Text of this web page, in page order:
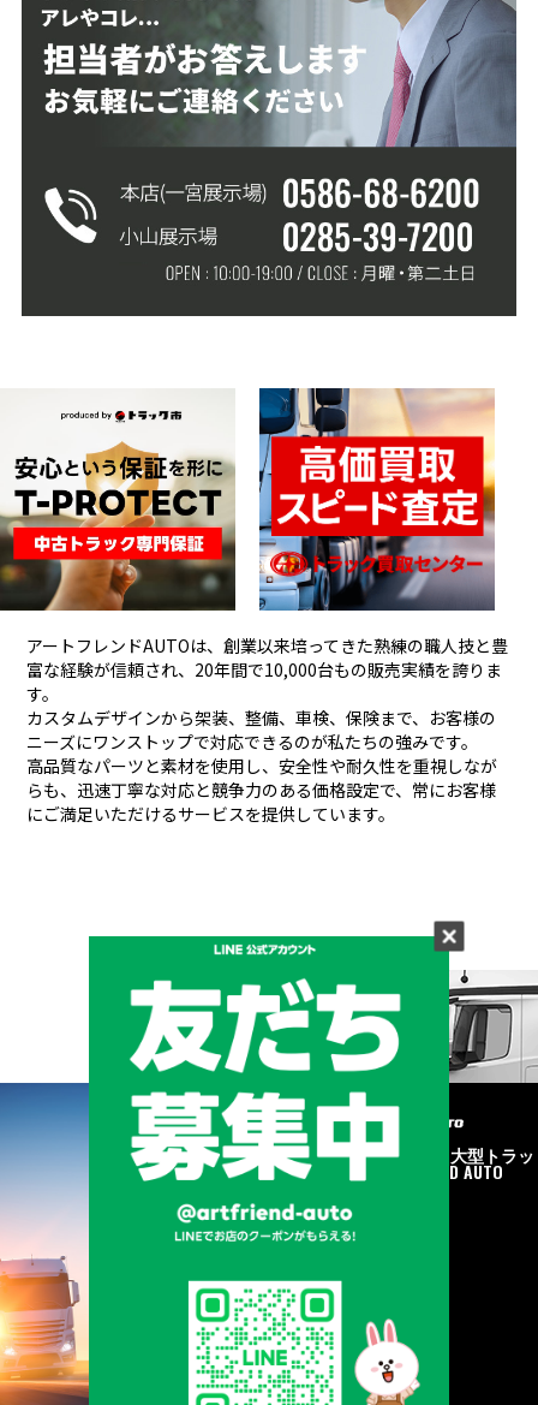
アートフレンドAUTOは、創業以来培ってきた熟練の職人技と豊
富な経験が信頼され、 20年間で10,000台もの販売実績を誇りま
す。
カスタムデザインから架装、整備、車検、保険まで、お客様の
ニーズにワンストップで対応できるのが私たちの強みです。
高品質なパーツと素材を使用し、安全性や耐久性を重視しなが
らも、 迅速丁寧な対応と競争力のある価格設定で、常にお客様
にご満足いただけるサービスを提供しています。
メーカーと形状から探す
BRAND & TYPE
©2020中古トラック・大型トラッ
ク販売はART FRIEND AUTO